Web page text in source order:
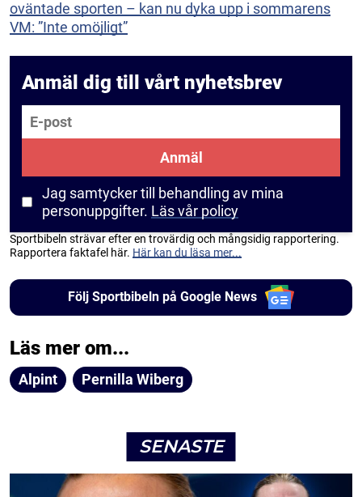
oväntade sporten – kan nu dyka upp i sommarens
VM: ”Inte omöjligt”
Anmäl dig till vårt nyhetsbrev
E-post
Anmäl
Jag samtycker till behandling av mina
personuppgifter. Läs vår policy
Sportbibeln strävar efter en trovärdig och mångsidig rapportering.
Rapportera faktafel här. Här kan du läsa mer...
Följ Sportbibeln på Google News
Läs mer om...
Alpint Pernilla Wiberg
SENASTE